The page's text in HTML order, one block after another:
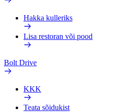
Hakka kulleriks
Lisa restoran või pood
Bolt Drive
KKK
Teata sõidukist